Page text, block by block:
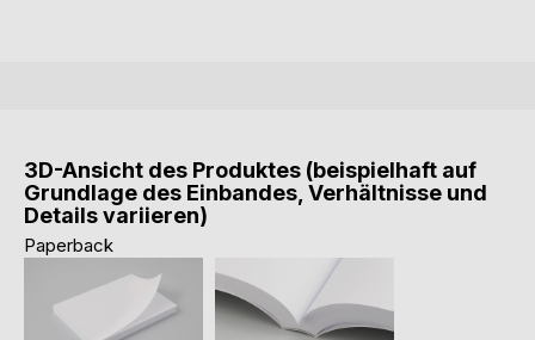
3D-Ansicht des Produktes (beispielhaft auf
Grundlage des Einbandes, Verhältnisse und
Details variieren)
Paperback